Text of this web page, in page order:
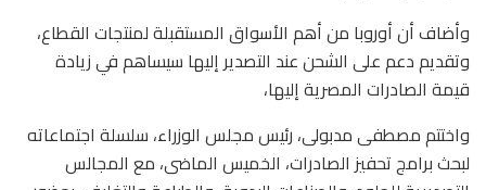
وأضاف أن أوروبا من أهم الأسواق المستقبلة لمنتجات القطاع،
وتقديم دعم على الشحن عند التصدير إليها سيساهم في زيادة
قيمة الصادرات المصرية إليها،
واختتم مصطفى مدبولى، رئيس مجلس الوزراء، سلسلة اجتماعاته
لبحث برامج تحفيز الصادرات، الخميس الماضى، مع المجالس